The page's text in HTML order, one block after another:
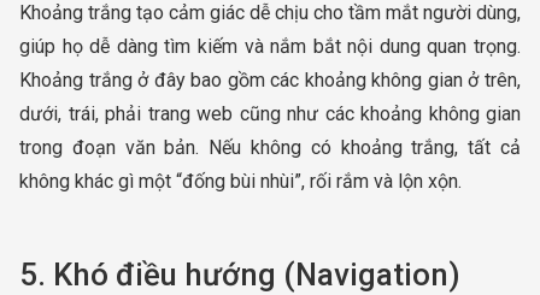
Khoảng trắng tạo cảm giác dễ chịu cho tầm mắt người dùng,
giúp họ dễ dàng tìm kiếm và nắm bắt nội dung quan trọng.
Khoảng trắng ở đây bao gồm các khoảng không gian ở trên,
dưới, trái, phải trang web cũng như các khoảng không gian
trong đoạn văn bản. Nếu không có khoảng trắng, tất cả
không khác gì một “đống bùi nhùi”, rối rắm và lộn xộn.
5. Khó điều hướng (Navigation)